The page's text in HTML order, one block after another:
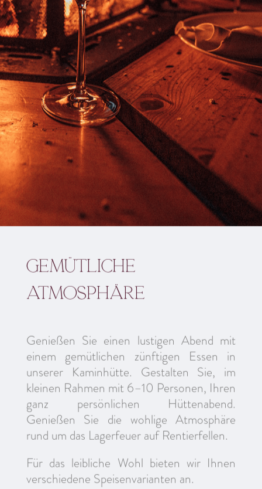
Gemütliche
Atmosphäre
Genießen Sie einen lustigen Abend mit
einem gemütlichen zünftigen Essen in
unserer Kaminhütte. Gestalten Sie, im
kleinen Rahmen mit 6–10 Personen, Ihren
ganz persönlichen Hüttenabend.
Genießen Sie die wohlige Atmosphäre
rund um das Lagerfeuer auf Rentierfellen.
Für das leibliche Wohl bieten wir Ihnen
verschiedene Speisenvarianten an.